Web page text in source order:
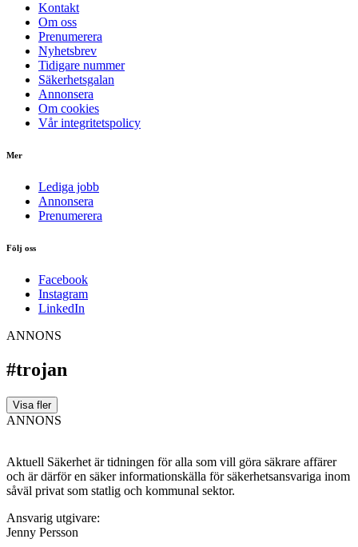
Kontakt
Om oss
Prenumerera
Nyhetsbrev
Tidigare nummer
Säkerhetsgalan
Annonsera
Om cookies
Vår integritetspolicy
Mer
Lediga jobb
Annonsera
Prenumerera
Följ oss
Facebook
Instagram
LinkedIn
ANNONS
#trojan
Visa fler
ANNONS
Aktuell Säkerhet är tidningen för alla som vill göra säkrare affärer
och är därför en säker informationskälla för säkerhets­ansvariga inom
såväl privat som statlig och kommunal sektor.
Ansvarig utgivare:
Jenny Persson